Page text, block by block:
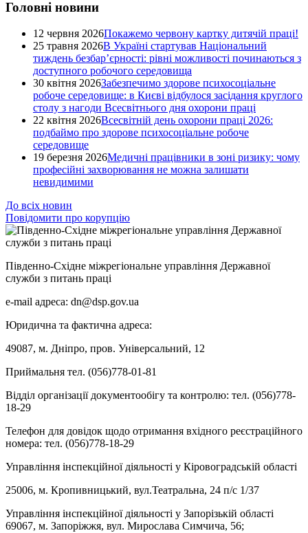
Головні новини
12 червня 2026Покажемо червону картку дитячій праці!
25 травня 2026В Україні стартував Національний
тиждень безбар’єрності: рівні можливості починаються з
доступного робочого середовища
30 квітня 2026Забезпечимо здорове психосоціальне
робоче середовище: в Києві відбулося засідання круглого
столу з нагоди Всесвітнього дня охорони праці
22 квітня 2026Всесвітній день охорони праці 2026:
подбаймо про здорове психосоціальне робоче
середовище
19 березня 2026Медичні працівники в зоні ризику: чому
професійні захворювання не можна залишати
невидимими
До всіх новин
Повідомити про корупцію
Південно-Східне міжрегіональне управління Державної
служби з питань праці
e-mail адреса: dn@dsp.gov.ua
Юридична та фактична адреса:
49087, м. Дніпро, пров. Універсальний, 12
Приймальня тел. (056)778-01-81
Відділ організації документообігу та контролю: тел. (056)778-
18-29
Телефон для довідок щодо отримання вхідного реєстраційного
номера: тел. (056)778-18-29
Управління інспекційної діяльності у Кіровоградській області
25006, м. Кропивницький, вул.Театральна, 24 п/с 1/37
Управління інспекційної діяльності у Запорізькій області
69067, м. Запоріжжя, вул. Мирослава Симчича, 56;